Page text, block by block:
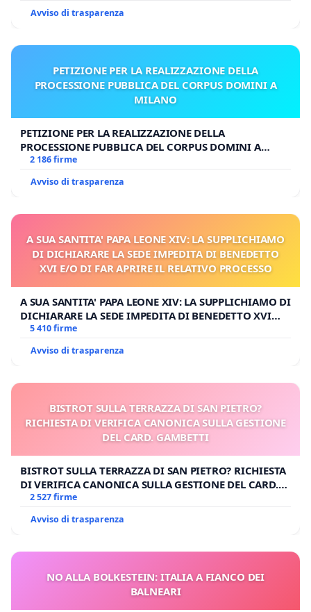
Avviso di trasparenza
PETIZIONE PER LA REALIZZAZIONE DELLA
PROCESSIONE PUBBLICA DEL CORPUS DOMINI A
MILANO
PETIZIONE PER LA REALIZZAZIONE DELLA
PROCESSIONE PUBBLICA DEL CORPUS DOMINI A
MILANO
2 186 firme
Avviso di trasparenza
A SUA SANTITA' PAPA LEONE XIV: LA SUPPLICHIAMO
DI DICHIARARE LA SEDE IMPEDITA DI BENEDETTO
XVI E/O DI FAR APRIRE IL RELATIVO PROCESSO
A SUA SANTITA' PAPA LEONE XIV: LA SUPPLICHIAMO DI
DICHIARARE LA SEDE IMPEDITA DI BENEDETTO XVI
E/O DI FAR APRIRE IL RELATIVO PROCESSO
5 410 firme
Avviso di trasparenza
BISTROT SULLA TERRAZZA DI SAN PIETRO?
RICHIESTA DI VERIFICA CANONICA SULLA GESTIONE
DEL CARD. GAMBETTI
BISTROT SULLA TERRAZZA DI SAN PIETRO? RICHIESTA
DI VERIFICA CANONICA SULLA GESTIONE DEL CARD.
GAMBETTI
2 527 firme
Avviso di trasparenza
NO ALLA BOLKESTEIN: ITALIA A FIANCO DEI
BALNEARI